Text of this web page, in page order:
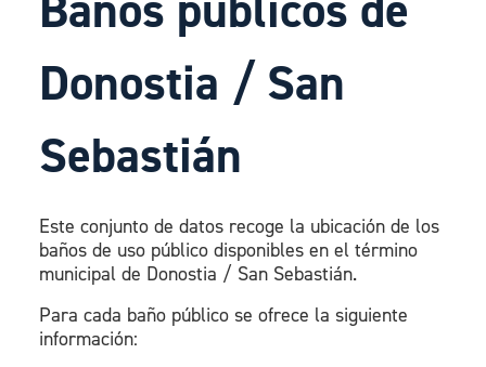
Donostia / San
Sebastián
Este conjunto de datos recoge la ubicación de los
baños de uso público disponibles en el término
municipal de Donostia / San Sebastián.
Para cada baño público se ofrece la siguiente
información: